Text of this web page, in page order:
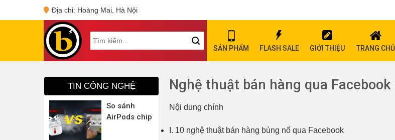
to
Địa chỉ: Hoàng Mai, Hà Nội
Tìm
kiếm:
SẢN PHẨM FLASH SALE GIỚI THIỆU TRANG CHỦ
Nghệ thuật bán hàng qua
Nội dung chính
I. 10 nghệ thuật bán hàng bùng nổ qua Facebook
TIN CÔNG NGHỆ
So sánh
AirPods chip